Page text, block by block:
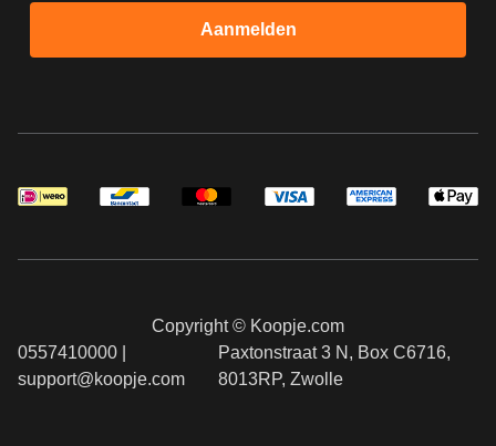
Aanmelden
Copyright © Koopje.com
0557410000 |
support@koopje.com
Paxtonstraat 3 N, Box C6716,
8013RP, Zwolle